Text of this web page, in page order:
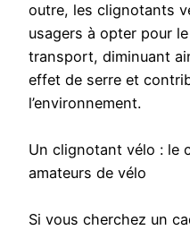
outre, les clignotants
usagers à opter pour
transport, diminuant
effet de serre et
l’environnement.
Un clignotant vélo : le
amateurs de vélo
Si vous cherchez un